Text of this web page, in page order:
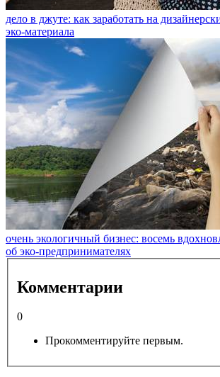
дело в джуте: как заработать на
эко-материала
очень экологичный бизнес: восемь
об эко-предпринимателях
Комментарии
0
Прокомментируйте первым.